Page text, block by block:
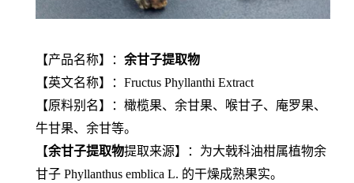
【产品名称】： 余甘子提取物
【英文名称】：Fructus Phyllanthi Extract
【原料别名】：橄榄果、余甘果、喉甘子、庵罗果、
牛甘果、余甘等。
【余甘子提取物提取来源】：为大戟科油柑属植物余
甘子 Phyllanthus emblica L. 的干燥成熟果实。